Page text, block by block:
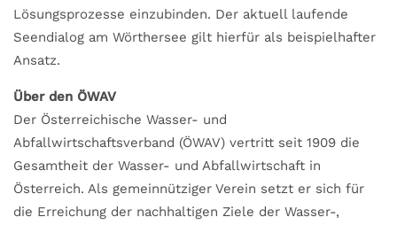
Lösungsprozesse einzubinden. Der aktuell laufende
Seendialog am Wörthersee gilt hierfür als beispielhafter
Ansatz.
Über den ÖWAV
Der Österreichische Wasser- und
Abfallwirtschaftsverband (ÖWAV) vertritt seit 1909 die
Gesamtheit der Wasser- und Abfallwirtschaft in
Österreich. Als gemeinnütziger Verein setzt er sich für
die Erreichung der nachhaltigen Ziele der Wasser-,